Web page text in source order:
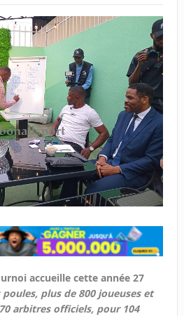
accueille cette année 27
plus de 800 joueuses et
arbitres officiels, pour 104